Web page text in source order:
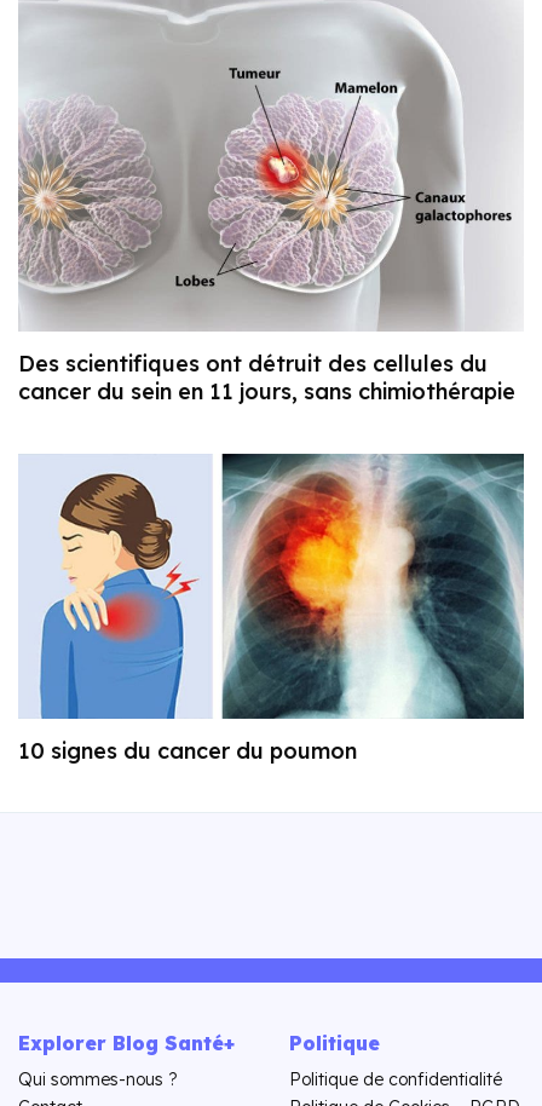
Des scientifiques ont détruit des cellules du
cancer du sein en 11 jours, sans chimiothérapie
10 signes du cancer du poumon
Explorer Blog Santé+
Qui sommes-nous ?
Politique
Politique de confidentialité